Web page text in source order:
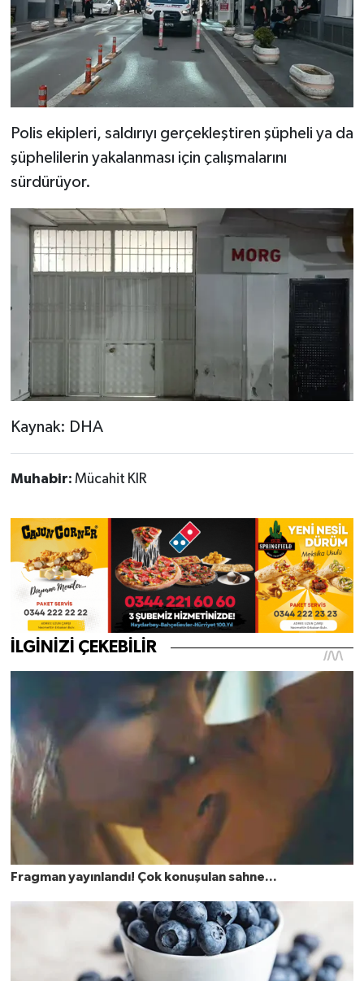
Polis ekipleri, saldırıyı gerçekleştiren şüpheli ya da
şüphelilerin yakalanması için çalışmalarını
sürdürüyor.
Kaynak: DHA
Muhabir: Mücahit KIR